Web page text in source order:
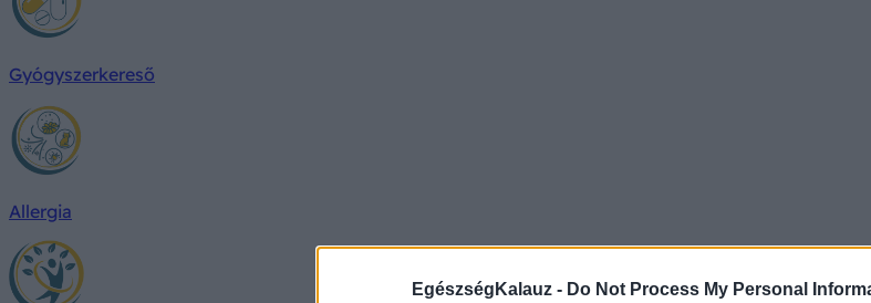
EgészségKalauz - Do Not Process My Personal
Gyógyszerkereső
Allergia